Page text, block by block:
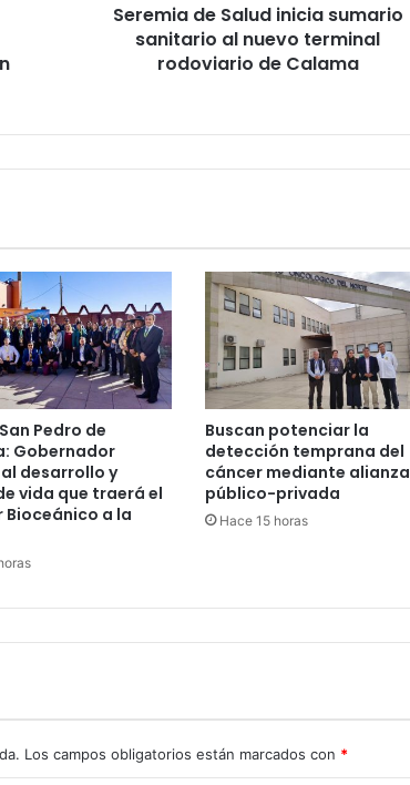
Seremia de Salud inicia sumario
sanitario al nuevo terminal
rodoviario de Calama
Pedro de
Gobernador
desarrollo y
vida que traerá el
Bioceánico a la
Buscan potenciar la
detección temprana del
cáncer mediante alianza
público-privada
Hace 15 horas
Los campos obligatorios están marcados con *